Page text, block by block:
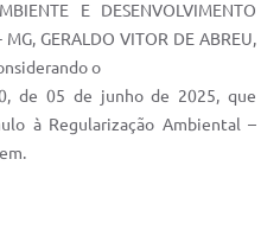
E DESENVOLVIMENTO
MG, GERALDO VITOR DE ABREU,
o
de 05 de junho de 2025, que
à Regularização Ambiental –